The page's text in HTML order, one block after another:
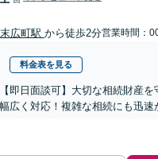
末広町駅 から徒歩2分営業時間：
料金表を見る
【即日面談可】大切な相続財産
広く対応！複雑な相続にも迅速